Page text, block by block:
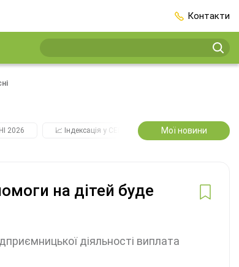
Контакти
2026 📈 Індексація у СЕРПНІ 2️⃣0️⃣2️⃣7️⃣ Усі
Мої новини
на дітей буде
діяльності виплата